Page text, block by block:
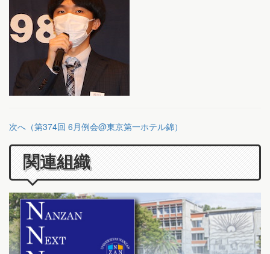
次へ（第374回 6月例会@東京第一ホテル錦）
関連組織